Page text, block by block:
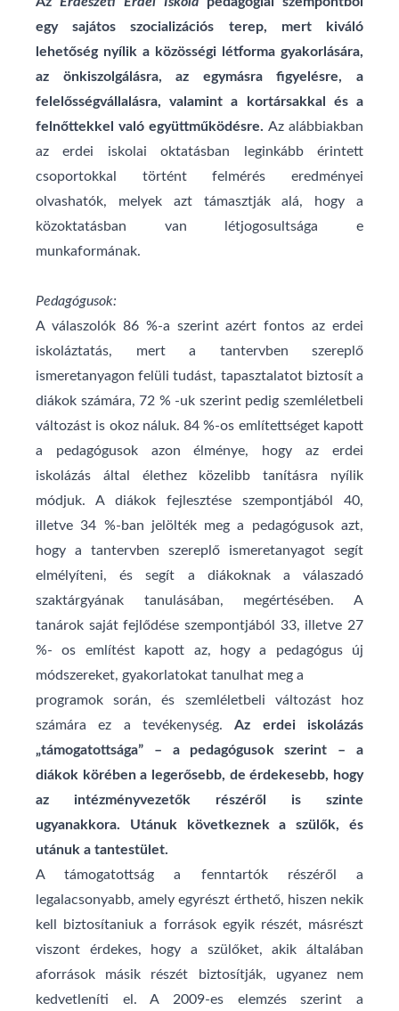
egy sajátos szocializációs terep, mert kiváló
lehetőség nyílik a közösségi létforma gyakorlására,
az önkiszolgálásra, az egymásra figyelésre, a
felelősségvállalásra, valamint a kortársakkal és a
felnőttekkel való együttműködésre. Az alábbiakban
az erdei iskolai oktatásban leginkább érintett
csoportokkal történt felmérés eredményei
olvashatók, melyek azt támasztják alá, hogy a
közoktatásban van létjogosultsága e
munkaformának.
Pedagógusok:
A válaszolók 86 %-a szerint azért fontos az erdei
iskoláztatás, mert a tantervben szereplő
ismeretanyagon felüli tudást, tapasztalatot biztosít a
diákok számára, 72 % -uk szerint pedig szemléletbeli
változást is okoz náluk. 84 %-os említettséget kapott
a pedagógusok azon élménye, hogy az erdei
iskolázás által élethez közelibb tanításra nyílik
módjuk. A diákok fejlesztése szempontjából 40,
illetve 34 %-ban jelölték meg a pedagógusok azt,
hogy a tantervben szereplő ismeretanyagot segít
elmélyíteni, és segít a diákoknak a válaszadó
szaktárgyának tanulásában, megértésében. A
tanárok saját fejlődése szempontjából 33, illetve 27
%- os említést kapott az, hogy a pedagógus új
módszereket, gyakorlatokat tanulhat meg a
programok során, és szemléletbeli változást hoz
számára ez a tevékenység.Az erdei iskolázás
„támogatottsága” – a pedagógusok szerint – a
diákok körében a legerősebb, de érdekesebb, hogy
az intézményvezetők részéről is szinte
ugyanakkora. Utánuk következnek a szülők, és
utánuk a tantestület.
A támogatottság a fenntartók részéről a
legalacsonyabb, amely egyrészt érthető, hiszen nekik
kell biztosítaniuk a források egyik részét, másrészt
viszont érdekes, hogy a szülőket, akik általában
aforrások másik részét biztosítják, ugyanez nem
kedvetleníti el. A 2009-es elemzés szerint a